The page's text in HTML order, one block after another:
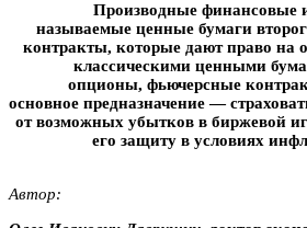
Производные финансовые
называемые ценные бумаги
контракты, которые дают право на
классическими ценными
опционы, фьючерсные
основное предназначение —
от возможных убытков в биржевой
его защиту в условиях
Автор: